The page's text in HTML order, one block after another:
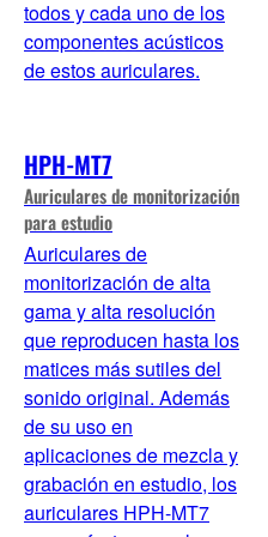
todos y cada uno de los
componentes acústicos
de estos auriculares.
HPH-MT7
Auriculares de monitorización
para estudio
Auriculares de
monitorización de alta
gama y alta resolución
que reproducen hasta los
matices más sutiles del
sonido original. Además
de su uso en
aplicaciones de mezcla y
grabación en estudio, los
auriculares HPH-MT7